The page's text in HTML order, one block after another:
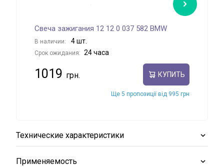
Свеча зажигания 12 12 0 037 582 BMW
В наличии: 4 шт.
Срок ожидания: 24 часа
1019 КУПИТЬ
Ще 5 пропозиції від 995 грн
Технические характеристики
Применяемость